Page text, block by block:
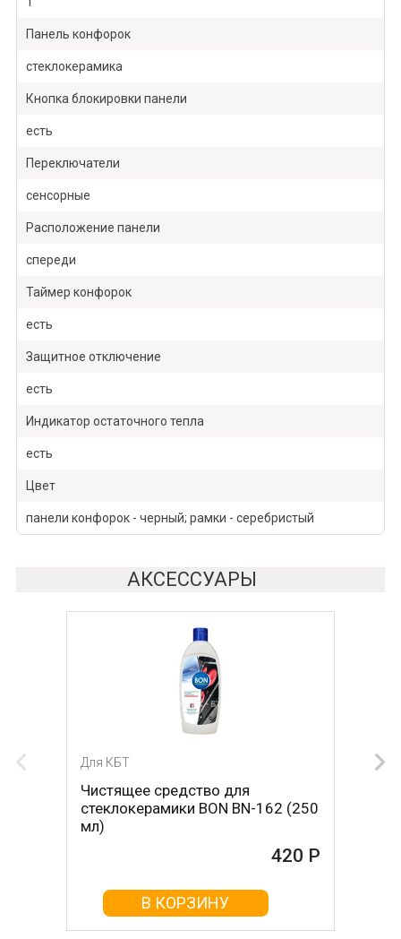
Панель конфорок
стеклокерамика
Кнопка блокировки панели
есть
Переключатели
сенсорные
Расположение панели
спереди
Таймер конфорок
есть
Защитное отключение
есть
Индикатор остаточного тепла
есть
Цвет
панели конфорок - черный; рамки - серебристый
АКСЕССУАРЫ
Для КБТ
Чистящее средство для
стеклокерамики BON BN-162 (250
мл)
420 Р
В КОРЗИНУ
Для КБТ
Скребок для ухода за
стеклокерамикой BON BN-603
В КОРЗИНУ